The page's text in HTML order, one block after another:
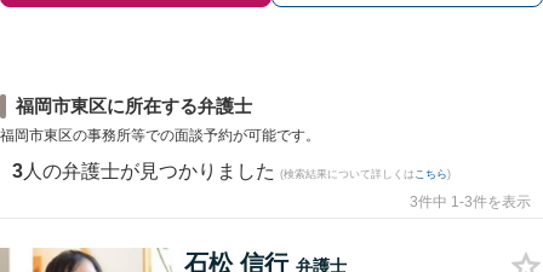
福岡市東区に所在する弁護士
福岡市東区の事務所等での面談予約が可能です。
3 人の弁護士が見つかりました (検索結果について詳しくは こちら)
3件中 1-3件を表示
石松 信行 弁護士